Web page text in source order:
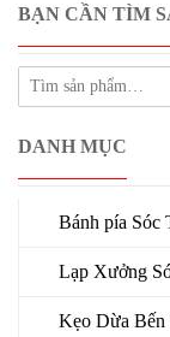
BẠN CẦN TÌM
DANH MỤC
Bánh pía Sóc
Lạp Xưởng
Kẹo Dừa Bến